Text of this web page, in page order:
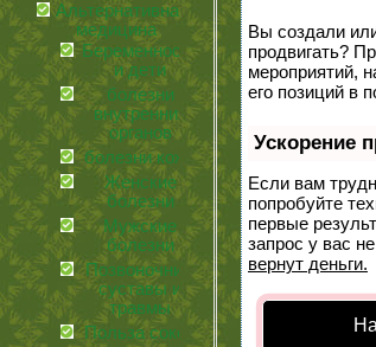
Альтернативная
медицина
Беременность
и дети
болезни
внутренних
органов
болезни кожи
Женские
болезни
Мужские
болезни
Позвоночник,
суставы и
травмы
Польза соков
Вы создали
продвигать?
мероприятий,
его позиций в
Ускорение
Если вам
попробуйте
первые
запрос у вас
вернут деньги.